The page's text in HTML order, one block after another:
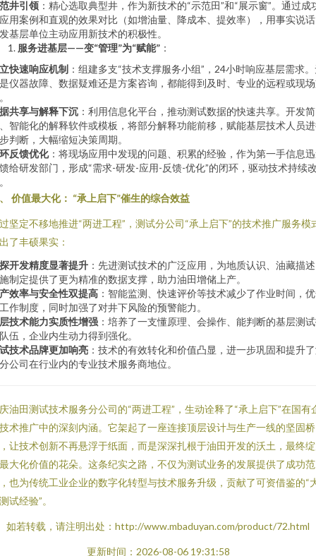
井引领 ：精心选取典型井，作为新技术的“示范田”和“展示窗”。通过成
用案例和直观的效果对比（如增油量、降成本、提效率），用事实说
基层单位主动应用新技术的积极性。
服务进基层——变“管理”为“赋能” ：
快速响应机制 ：组建多支“技术支撑服务小组”，24小时响应基层需求
仪器故障、数据疑难还是方案咨询，都能得到及时、专业的远程或现
共享与解释下沉 ：利用信息化平台，推动测试数据的快速共享。开发简
智能化的解释软件或模板，将部分解释功能前移，赋能基层技术人员
判断，大幅缩短决策周期。
反馈优化：将现场应用中发现的问题、积累的经验，作为第一手信息
给研发部门，形成“需求-研发-应用-反馈-优化”的闭环，驱动技术持续
价值最大化： “承上启下”催生的综合效益
坚定不移地推进“两进工程”，测试分公司“承上启下”的技术推广服务模
了丰硕果实：
开发精度显著提升 ：先进测试技术的广泛应用，为地质认识、油藏描
制定提供了更为精准的数据支撑，助力油田增储上产。
效率与安全性双提高 ：智能监测、快速评价等技术减少了作业时间，
作制度，同时加强了对井下风险的预警能力。
技术能力实质性增强 ：培养了一支懂原理、会操作、能判断的基层测
伍，企业内生动力得到强化。
技术品牌更加响亮 ：技术的有效转化和价值凸显，进一步巩固和提升
公司在行业内的专业技术服务商地位。
油田测试技术服务分公司的“两进工程”，生动诠释了“承上启下”在国有
术推广中的深刻内涵。它架起了一座连接顶层设计与生产一线的坚固桥
让技术创新不再悬浮于纸面，而是深深扎根于油田开发的沃土，最终
大化价值的花朵。这条纪实之路，不仅为测试业务的发展提供了成功范
也为传统工业企业的数字化转型与技术服务升级，贡献了可资借鉴的“
试经验”。
如若转载，请注明出处：http://www.mbaduyan.com/product/72.html
更新时间：2026-08-06 19:31:58